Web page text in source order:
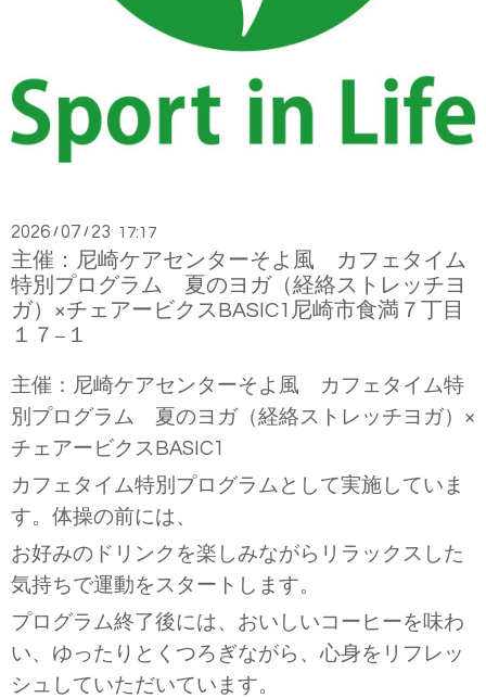
2026 /07 / 23 17:17
主催：尼崎ケアセンターそよ風 カフェタイム
特別プログラム 夏のヨガ（経絡ストレッチヨ
ガ）×チェアービクスBASIC1尼崎市食満７丁目
１７−１
主催：尼崎ケアセンターそよ風 カフェタイム特
別プログラム 夏のヨガ（経絡ストレッチヨガ） ×
チェアービクス BASIC1
カフェタイム特別プログラムとして実施していま
す。体操の前には、
お好みのドリンクを楽しみながらリラックスした
気持ちで運動をスタートします。
プログラム終了後には、おいしいコーヒーを味わ
い、ゆったりとくつろぎながら、心身をリフレッ
シュしていただいています。